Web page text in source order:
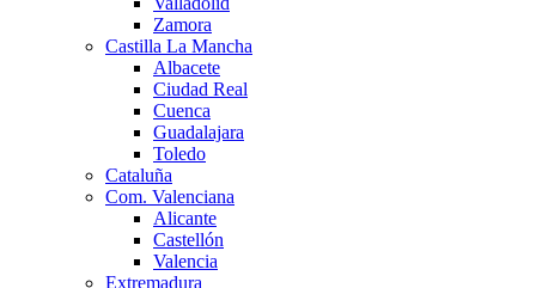
Zamora
Castilla La Mancha
Albacete
Ciudad Real
Cuenca
Guadalajara
Toledo
Cataluña
Com. Valenciana
Alicante
Castellón
Valencia
Extremadura